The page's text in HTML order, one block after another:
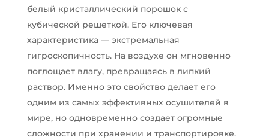
белый кристаллический порошок с
кубической решеткой. Его ключевая
характеристика — экстремальная
гигроскопичность. На воздухе он мгновенно
поглощает влагу, превращаясь в липкий
раствор. Именно это свойство делает его
одним из самых эффективных осушителей в
мире, но одновременно создает огромные
сложности при хранении и транспортировке.